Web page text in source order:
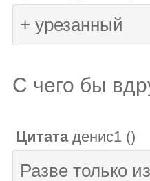
+ урезанный
С чего бы
Цитата денис1 ()
Разве только